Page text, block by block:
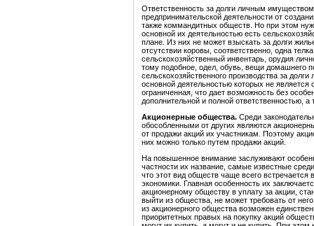
Ответственность за долги личным
предпринимательской деятельности от
также коммандитных обществ. Но при этом
основной их деятельностью есть
плане. Из них не может взыскать за долги
отсутствии коровы, соответственно, одна
сельскохозяйственный инвентарь, орудия
тому подобное, одел, обувь, вещи домашнего
сельскохозяйственного производства за
основной деятельностью которых не является
ограниченная, что дает возможность без
дополнительной и полной ответственностью,
Акционерные общества. Среди
обособленными от других являются
от продажи акций их участникам. Поэтому
них можно только путем продажи акций.
На повышенное внимание заслуживают
частности их название, самые известные
что этот вид обществ чаще всего
экономики. Главная особенность их
акционерному обществу в уплату за акции,
выйти из общества, не может требовать от
из акционерного общества возможен
приоритетных правых на покупку акций